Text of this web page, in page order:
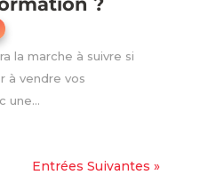
la marche à suivre si
à vendre vos
une...
Entrées Suivantes »